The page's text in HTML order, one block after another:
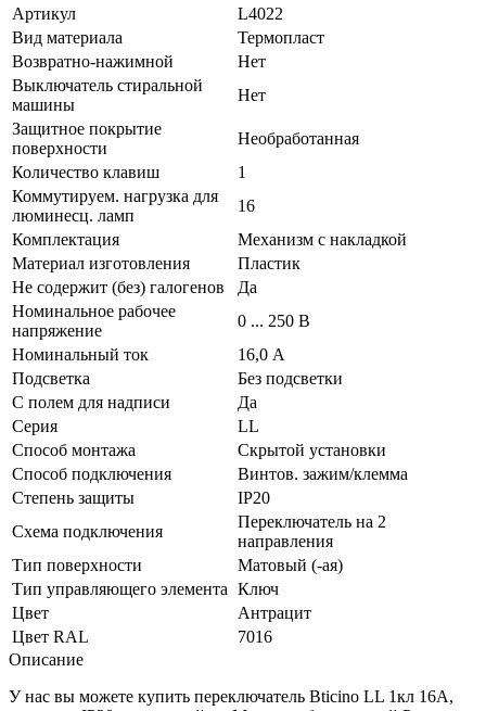
Артикул
L4022
Вид материала
Термопласт
Возвратно-нажимной
Нет
Выключатель стиральной
машины
Нет
Защитное покрытие
поверхности
Необработанная
Количество клавиш
1
Коммутируем. нагрузка для
люминесц. ламп
16
Комплектация
Механизм с накладкой
Материал изготовления
Пластик
Не содержит (без) галогенов
Да
Номинальное рабочее
напряжение
0 ... 250 В
Номинальный ток
16,0 А
Подсветка
Без подсветки
С полем для надписи
Да
Серия
LL
Способ монтажа
Скрытой установки
Способ подключения
Винтов. зажим/клемма
Степень защиты
IP20
Схема подключения
Переключатель на 2
направления
Тип поверхности
Матовый (-ая)
Тип управляющего элемента Ключ
Цвет
Антрацит
Цвет RAL
7016
Описание
У нас вы можете купить переключатель Bticino LL 1кл 16А,